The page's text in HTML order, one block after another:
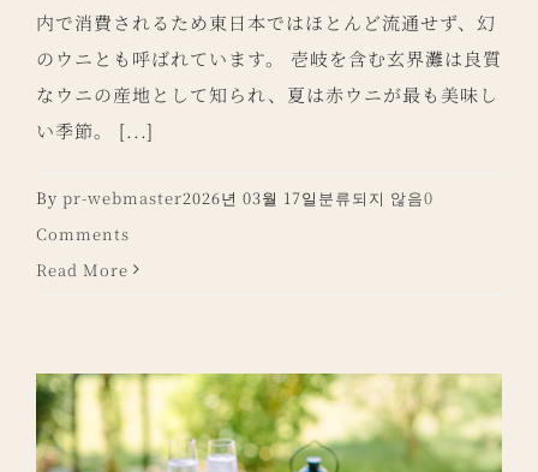
内で消費されるため東日本ではほとんど流通せず、幻
のウニとも呼ばれています。 壱岐を含む玄界灘は良質
なウニの産地として知られ、夏は赤ウニが最も美味し
い季節。 [...]
By pr-webmaster2026년 03월 17일 분류되지 않음0
Comments
Read More